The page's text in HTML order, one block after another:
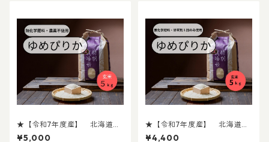
★【令和7年度産】 北海道米
ゆめぴりか（農薬不使用）
¥5,000
★【令和7年度産】 北海道
米 ゆめぴりか（無化学肥
¥4,400